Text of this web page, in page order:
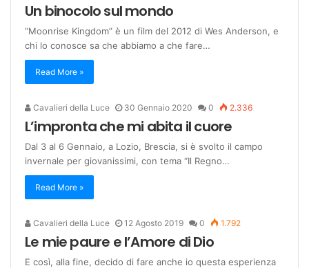
Un binocolo sul mondo
“Moonrise Kingdom” è un film del 2012 di Wes Anderson, e
chi lo conosce sa che abbiamo a che fare…
Read More »
Cavalieri della Luce 30 Gennaio 2020 0 2.336
L’impronta che mi abita il cuore
Dal 3 al 6 Gennaio, a Lozio, Brescia, si è svolto il campo
invernale per giovanissimi, con tema “Il Regno…
Read More »
Cavalieri della Luce 12 Agosto 2019 0 1.792
Le mie paure e l’Amore di Dio
E così, alla fine, decido di fare anche io questa esperienza